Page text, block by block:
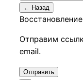
← Назад
Отправим
email.
Отправить